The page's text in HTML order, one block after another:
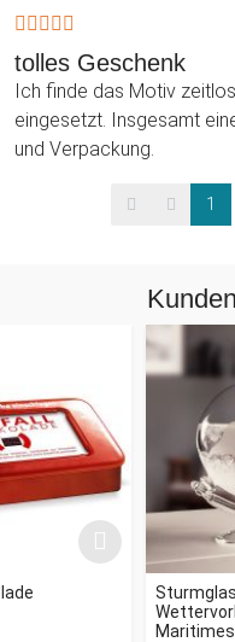
tolles Geschenk
Ich finde das Motiv
eingesetzt. Insgesamt
und Verpackung.
1